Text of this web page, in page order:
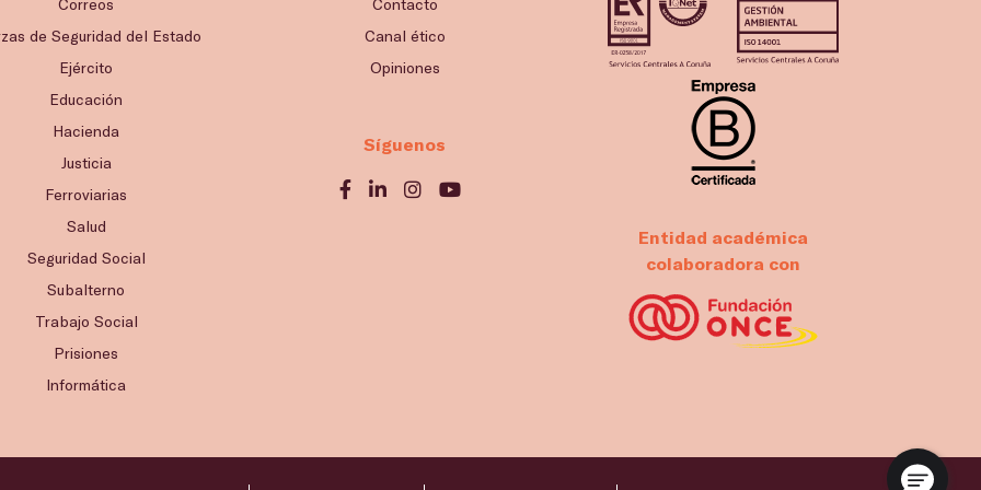
Correos
de Seguridad del Estado
Ejército
Educación
Hacienda
Justicia
Ferroviarias
Salud
Seguridad Social
Subalterno
Trabajo Social
Prisiones
Informática
Contacto
Canal ético
Opiniones
Síguenos
Entidad académica
colaboradora con